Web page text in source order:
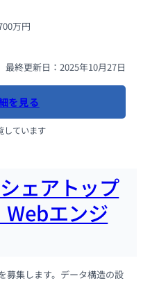
万円
最終更新日：2025年10月27日
を見る
しています
ェアトップ
Webエンジ
募集します。データ構造の設